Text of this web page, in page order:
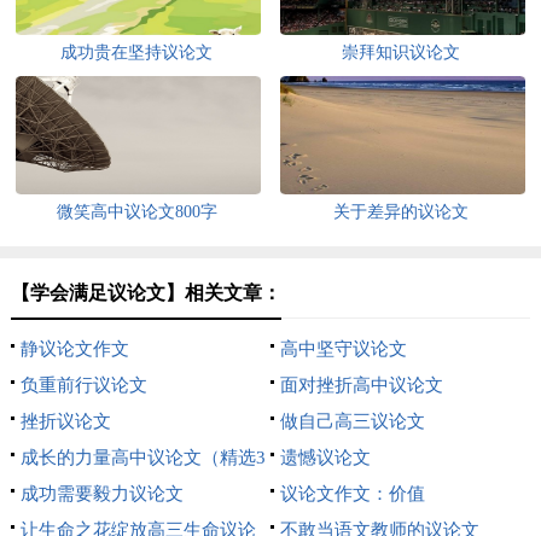
成功贵在坚持议论文 崇拜知识议论文
微笑高中议论文800字 关于差异的议论文
【学会满足议论文】相关文章：
静议论文作文
高中坚守议论文
负重前行议论文
面对挫折高中议论文
挫折议论文
做自己高三议论文
成长的力量高中议论文（精选3
篇）
遗憾议论文
成功需要毅力议论文
议论文作文：价值
让生命之花绽放高三生命议论
不敢当语文教师的议论文